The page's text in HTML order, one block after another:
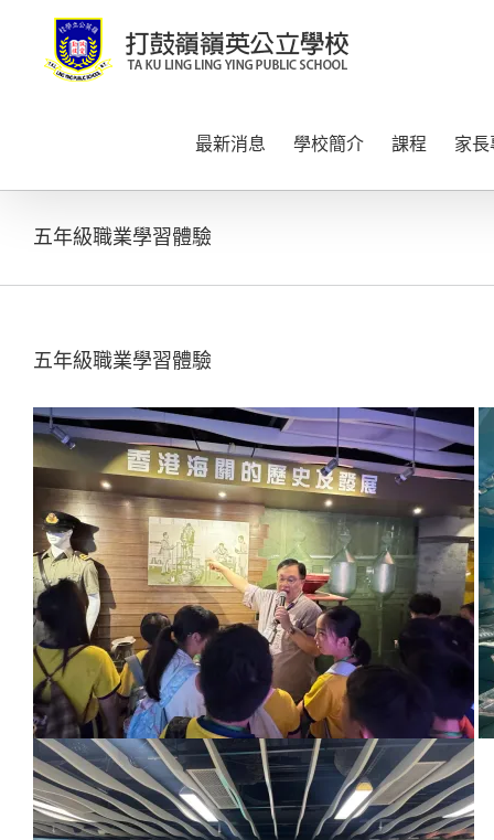
content
最新消息 學校簡介 課程 家
五年級職業學習體驗
五年級職業學習體驗